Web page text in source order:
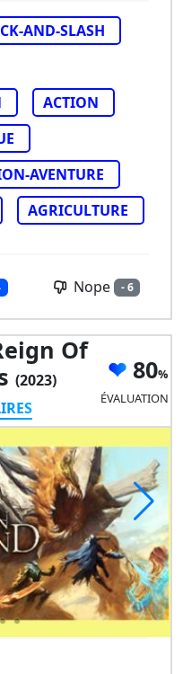
AND-SLASH
ACTION
AVENTURE
AGRICULTURE
Nope - 6
Of
(2023)
80
ÉVALUATION